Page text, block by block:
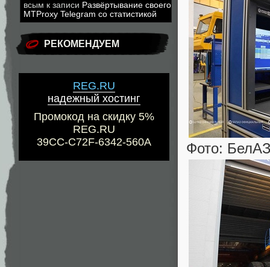
всым к записи Развёртывание своего
MTProxy Telegram со статистикой
РЕКОМЕНДУЕМ
REG.RU
надежный хостинг
Промокод на скидку 5%
REG.RU
39CC-C72F-6342-560A
Фото: